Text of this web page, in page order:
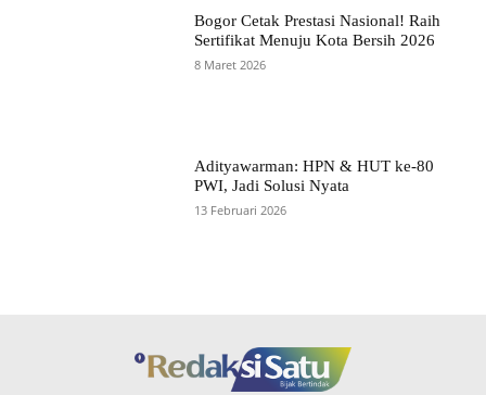
Bogor Cetak Prestasi Nasional! Raih
Sertifikat Menuju Kota Bersih 2026
8 Maret 2026
Adityawarman: HPN & HUT ke-80
PWI, Jadi Solusi Nyata
13 Februari 2026